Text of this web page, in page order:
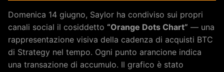
Domenica 14 giugno, Saylor ha condiviso sui propri
canali social il cosiddetto “Orange Dots Chart” — una
rappresentazione visiva della cadenza di acquisti BTC
di Strategy nel tempo. Ogni punto arancione indica
una transazione di accumulo. Il grafico è stato